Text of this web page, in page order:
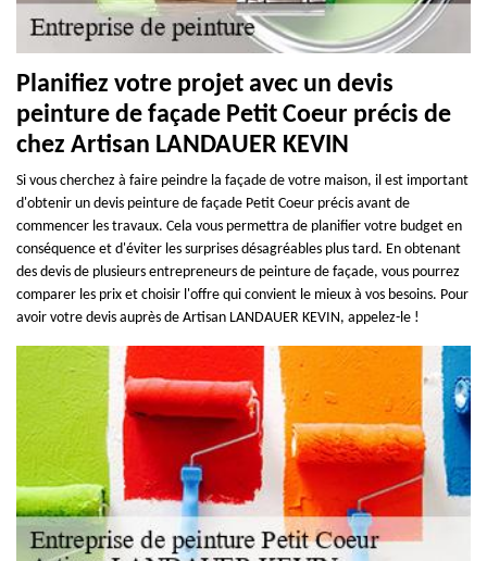
Planifiez votre projet avec un devis
peinture de façade Petit Coeur précis de
chez Artisan LANDAUER KEVIN
Si vous cherchez à faire peindre la façade de votre maison, il est important
d'obtenir un devis peinture de façade Petit Coeur précis avant de
commencer les travaux. Cela vous permettra de planifier votre budget en
conséquence et d'éviter les surprises désagréables plus tard. En obtenant
des devis de plusieurs entrepreneurs de peinture de façade, vous pourrez
comparer les prix et choisir l'offre qui convient le mieux à vos besoins. Pour
avoir votre devis auprès de Artisan LANDAUER KEVIN, appelez-le !